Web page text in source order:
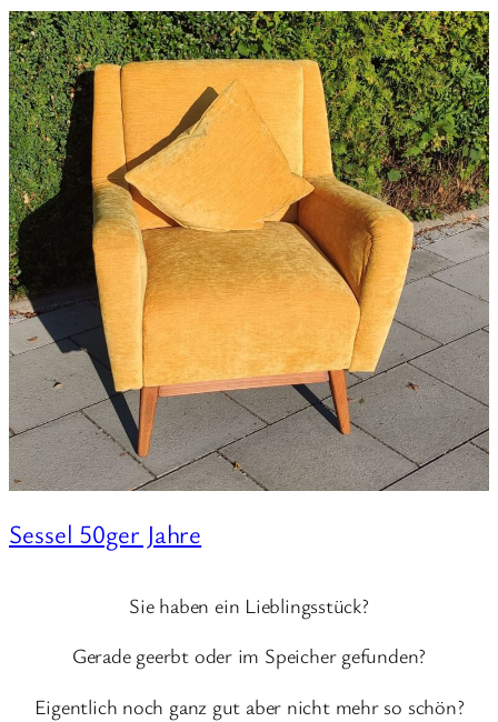
Sessel 50ger Jahre
Sie haben ein Lieblingsstück?
Gerade geerbt oder im Speicher gefunden?
Eigentlich noch ganz gut aber nicht mehr so schön?